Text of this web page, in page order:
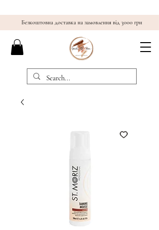
Безкоштовна доставка на замовлення від 3000 грн